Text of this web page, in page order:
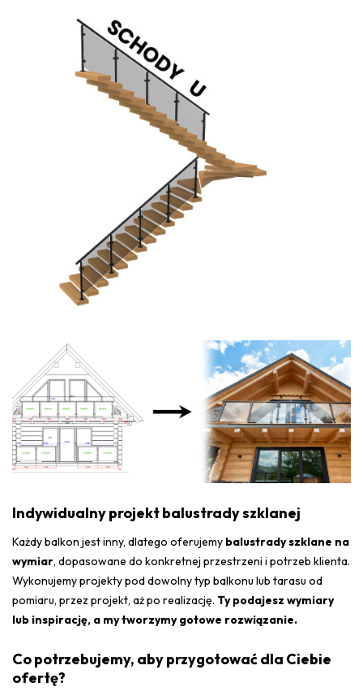
Indywidualny projekt balustrady szklanej
Każdy balkon jest inny, dlatego oferujemy balustrady szklane na
wymiar, dopasowane do konkretnej przestrzeni i potrzeb klienta.
Wykonujemy projekty pod dowolny typ balkonu lub tarasu od
pomiaru, przez projekt, aż po realizację. Ty podajesz wymiary
lub inspirację, a my tworzymy gotowe rozwiązanie.
Co potrzebujemy, aby przygotować dla Ciebie
ofertę?